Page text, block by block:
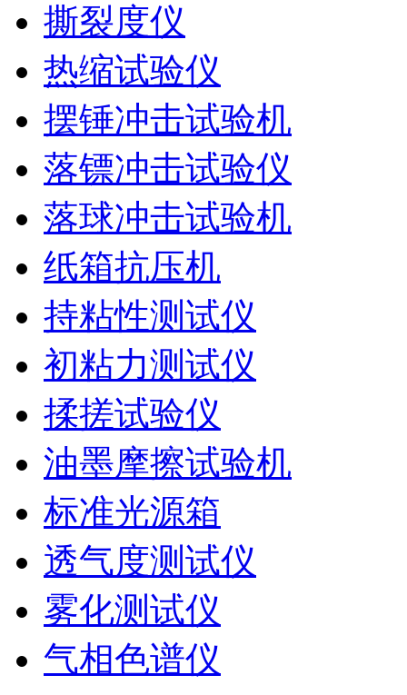
撕裂度仪
热缩试验仪
摆锤冲击试验机
落镖冲击试验仪
落球冲击试验机
纸箱抗压机
持粘性测试仪
初粘力测试仪
揉搓试验仪
油墨摩擦试验机
标准光源箱
透气度测试仪
雾化测试仪
气相色谱仪